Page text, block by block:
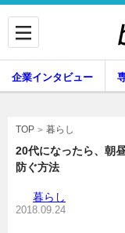
企業インタビュ
企業インタビュー
TOP 暮らし
20代になったら、朝
防ぐ方法
暮らし
2018.09.24